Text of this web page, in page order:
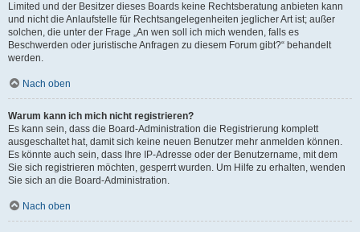
Limited und der Besitzer dieses Boards keine Rechtsberatung anbieten kann
und nicht die Anlaufstelle für Rechtsangelegenheiten jeglicher Art ist; außer
solchen, die unter der Frage „An wen soll ich mich wenden, falls es
Beschwerden oder juristische Anfragen zu diesem Forum gibt?“ behandelt
werden.
Nach oben
Warum kann ich mich nicht registrieren?
Es kann sein, dass die Board-Administration die Registrierung komplett
ausgeschaltet hat, damit sich keine neuen Benutzer mehr anmelden können.
Es könnte auch sein, dass Ihre IP-Adresse oder der Benutzername, mit dem
Sie sich registrieren möchten, gesperrt wurden. Um Hilfe zu erhalten, wenden
Sie sich an die Board-Administration.
Nach oben